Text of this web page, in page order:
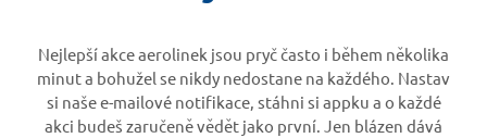
Nejlepší akce aerolinek jsou pryč často i během několika
minut a bohužel se nikdy nedostane na každého. Nastav
si naše e-mailové notifikace, stáhni si appku a o každé
akci budeš zaručeně vědět jako první. Jen blázen dává